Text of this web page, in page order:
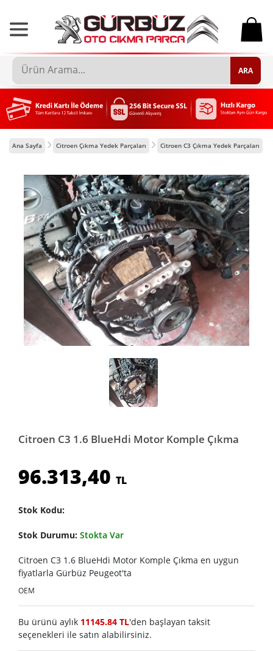
0
ARA
Ana Sayfa Citroen Çıkma Yedek Parçaları Citroen C3 Çıkma Yedek Parçaları
Citroen C3 1.6 BlueHdi Motor Komple Çıkma
96.313,40 TL
Stok Kodu:
Stok Durumu: Stokta Var
Citroen C3 1.6 BlueHdi Motor Komple Çıkma en uygun
fiyatlarla Gürbüz Peugeot'ta
OEM
Bu ürünü aylık 11145.84 TL'den başlayan taksit
seçenekleri ile satın alabilirsiniz.